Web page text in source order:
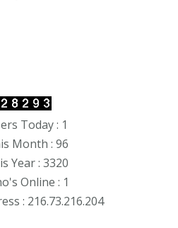
Today : 1
Month : 96
Year : 3320
Online : 1
: 216.73.216.204